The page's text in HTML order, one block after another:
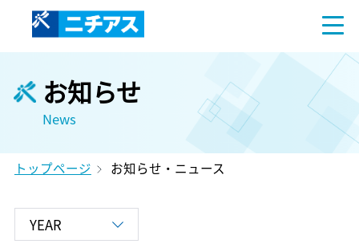
お知らせ
News
トップページ お知らせ・ニュース